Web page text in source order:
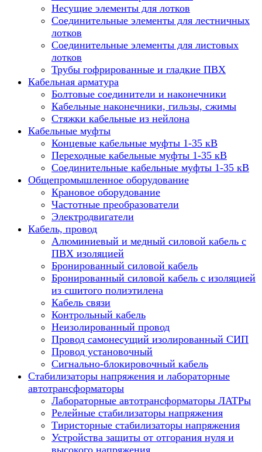
Несущие элементы для лотков
Соединительные элементы для лестничных
лотков
Соединительные элементы для листовых
лотков
Трубы гофрированные и гладкие ПВХ
Кабельная арматура
Болтовые соединители и наконечники
Кабельные наконечники, гильзы, сжимы
Стяжки кабельные из нейлона
Кабельные муфты
Концевые кабельные муфты 1-35 кВ
Переходные кабельные муфты 1-35 кВ
Соединительные кабельные муфты 1-35 кВ
Общепромышленное оборудование
Крановое оборудование
Частотные преобразователи
Электродвигатели
Кабель, провод
Алюминиевый и медный силовой кабель с
ПВХ изоляцией
Бронированный силовой кабель
Бронированный силовой кабель с изоляцией
из сшитого полиэтилена
Кабель связи
Контрольный кабель
Неизолированный провод
Провод самонесущий изолированный СИП
Провод установочный
Сигнально-блокировочный кабель
Стабилизаторы напряжения и лабораторные
автотрансформаторы
Лабораторные автотрансформаторы ЛАТРы
Релейные стабилизаторы напряжения
Тиристорные стабилизаторы напряжения
Устройства защиты от отгорания нуля и
высокого напряжения